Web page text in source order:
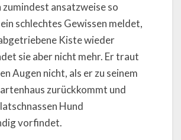
zumindest ansatzweise so
schlechtes Gewissen meldet,
Kiste wieder
sie aber nicht mehr. Er traut
Augen nicht, als er zu seinem
zurückkommt und
Hund
vorfindet.